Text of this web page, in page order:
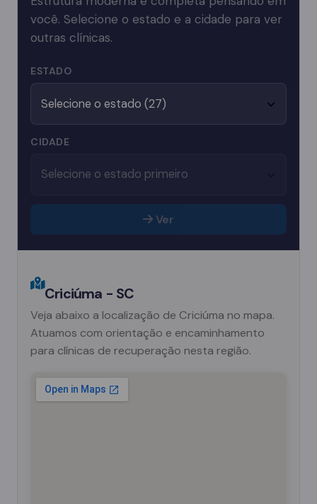
você. Selecione o estado e a cidade para ver
outras clínicas.
ESTADO
CIDADE
Ver
Criciúma - SC
Veja abaixo a localização de Criciúma no mapa.
Atuamos com orientação e encaminhamento
para clínicas de recuperação nesta região.